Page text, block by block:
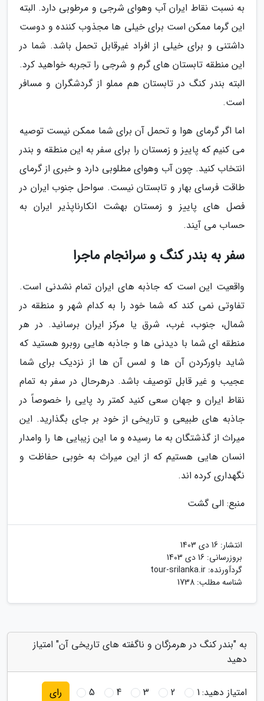
به نسبت نقاط ایران آب وهوای شرجی و مرطوبی دارد. البته
این گرما ممکن است برای خیلی ها مجذوب کننده و دوست
داشتنی و برای خیلی از افراد غیرقابل تحمل باشد. شما در
این منطقه تابستان های گرم و شرجی را تجربه خواهید کرد.
البته بندر کنگ در تابستان هم مملو از گردشگران و مسافر
است.
اما اگر گرمای هوا و تحمل آن برای شما ممکن نیست توصیه
می کنیم که پاییز و زمستان را برای سفر به این منطقه و بندر
انتخاب کنید. چون آب وهوای مطلوبی دارد و خبری از گرمای
طاقت فرسای بهار و تابستان نیست. سواحل جنوب ایران در
فصل های پاییز و زمستان بهشت انکارناپذیر ایران به
حساب می آیند.
سفر به بندر کنگ و سرانجام ماجرا
واقعیت این است که جاذبه های ایران تمام نشدنی است.
تفاوتی نمی کند که شما خود را به کدام شهر و منطقه در
شمال، جنوب، غرب، شرق یا مرکز ایران برسانید. در هر
منطقه ای شما با دیدنی ها و جاذبه هایی روبرو هستید که
شاید باورکردن آن ها و لمس آن ها از نزدیک برای شما
عجیب و غیر قابل توصیف باشد. درهرحال در سفر به تمام
نقاط ایران و جهان سعی کنید کمتر رد پایی را خصوصاً در
جاذبه های طبیعی و تاریخی از خود بر جای بگذارید. این
میراث از گذشتگان به ما رسیده و ما این زیبایی ها را وامدار
انسان هایی هستیم که از این میراث به خوبی حفاظت و
نگهداری کرده اند.
منبع: الی گشت
انتشار: 16 دی 1403
بروزرسانی: 16 دی 1403
گردآورنده: tour-srilanka.ir
شناسه مطلب: 1738
به "بندر کنگ در هرمزگان و ناگفته های تاریخی آن" امتیاز
دهید
امتیاز دهید:1
2
3
4
5 رای